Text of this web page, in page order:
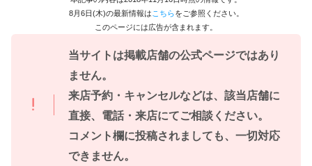
8月6日(木)の最新情報は こちらをご参照ください。
このページには広告が含まれます。
当サイトは掲載店舗の公式ページではあり
ません。
来店予約・キャンセルなどは、該当店舗に
直接、電話・来店にてご相談ください。
コメント欄に投稿されましても、一切対応
できません。